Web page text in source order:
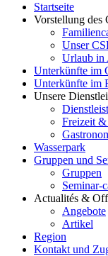
Startseite
Vorstellung des
Unser
Urlaub in
Unterkünfte im
Unterkünfte im
Unsere
Freizeit
Wasserpark
Gruppen und
Gruppen
Seminar-
Actualités &
Angebote
Artikel
Region
Kontakt und